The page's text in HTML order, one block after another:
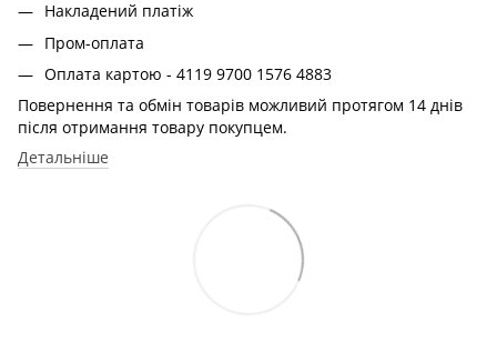
Накладений платіж
Пром-оплата
Оплата картою - 4119 9700 1576 4883
Повернення та обмін товарів можливий протягом 14 днів
після отримання товару покупцем.
Детальніше